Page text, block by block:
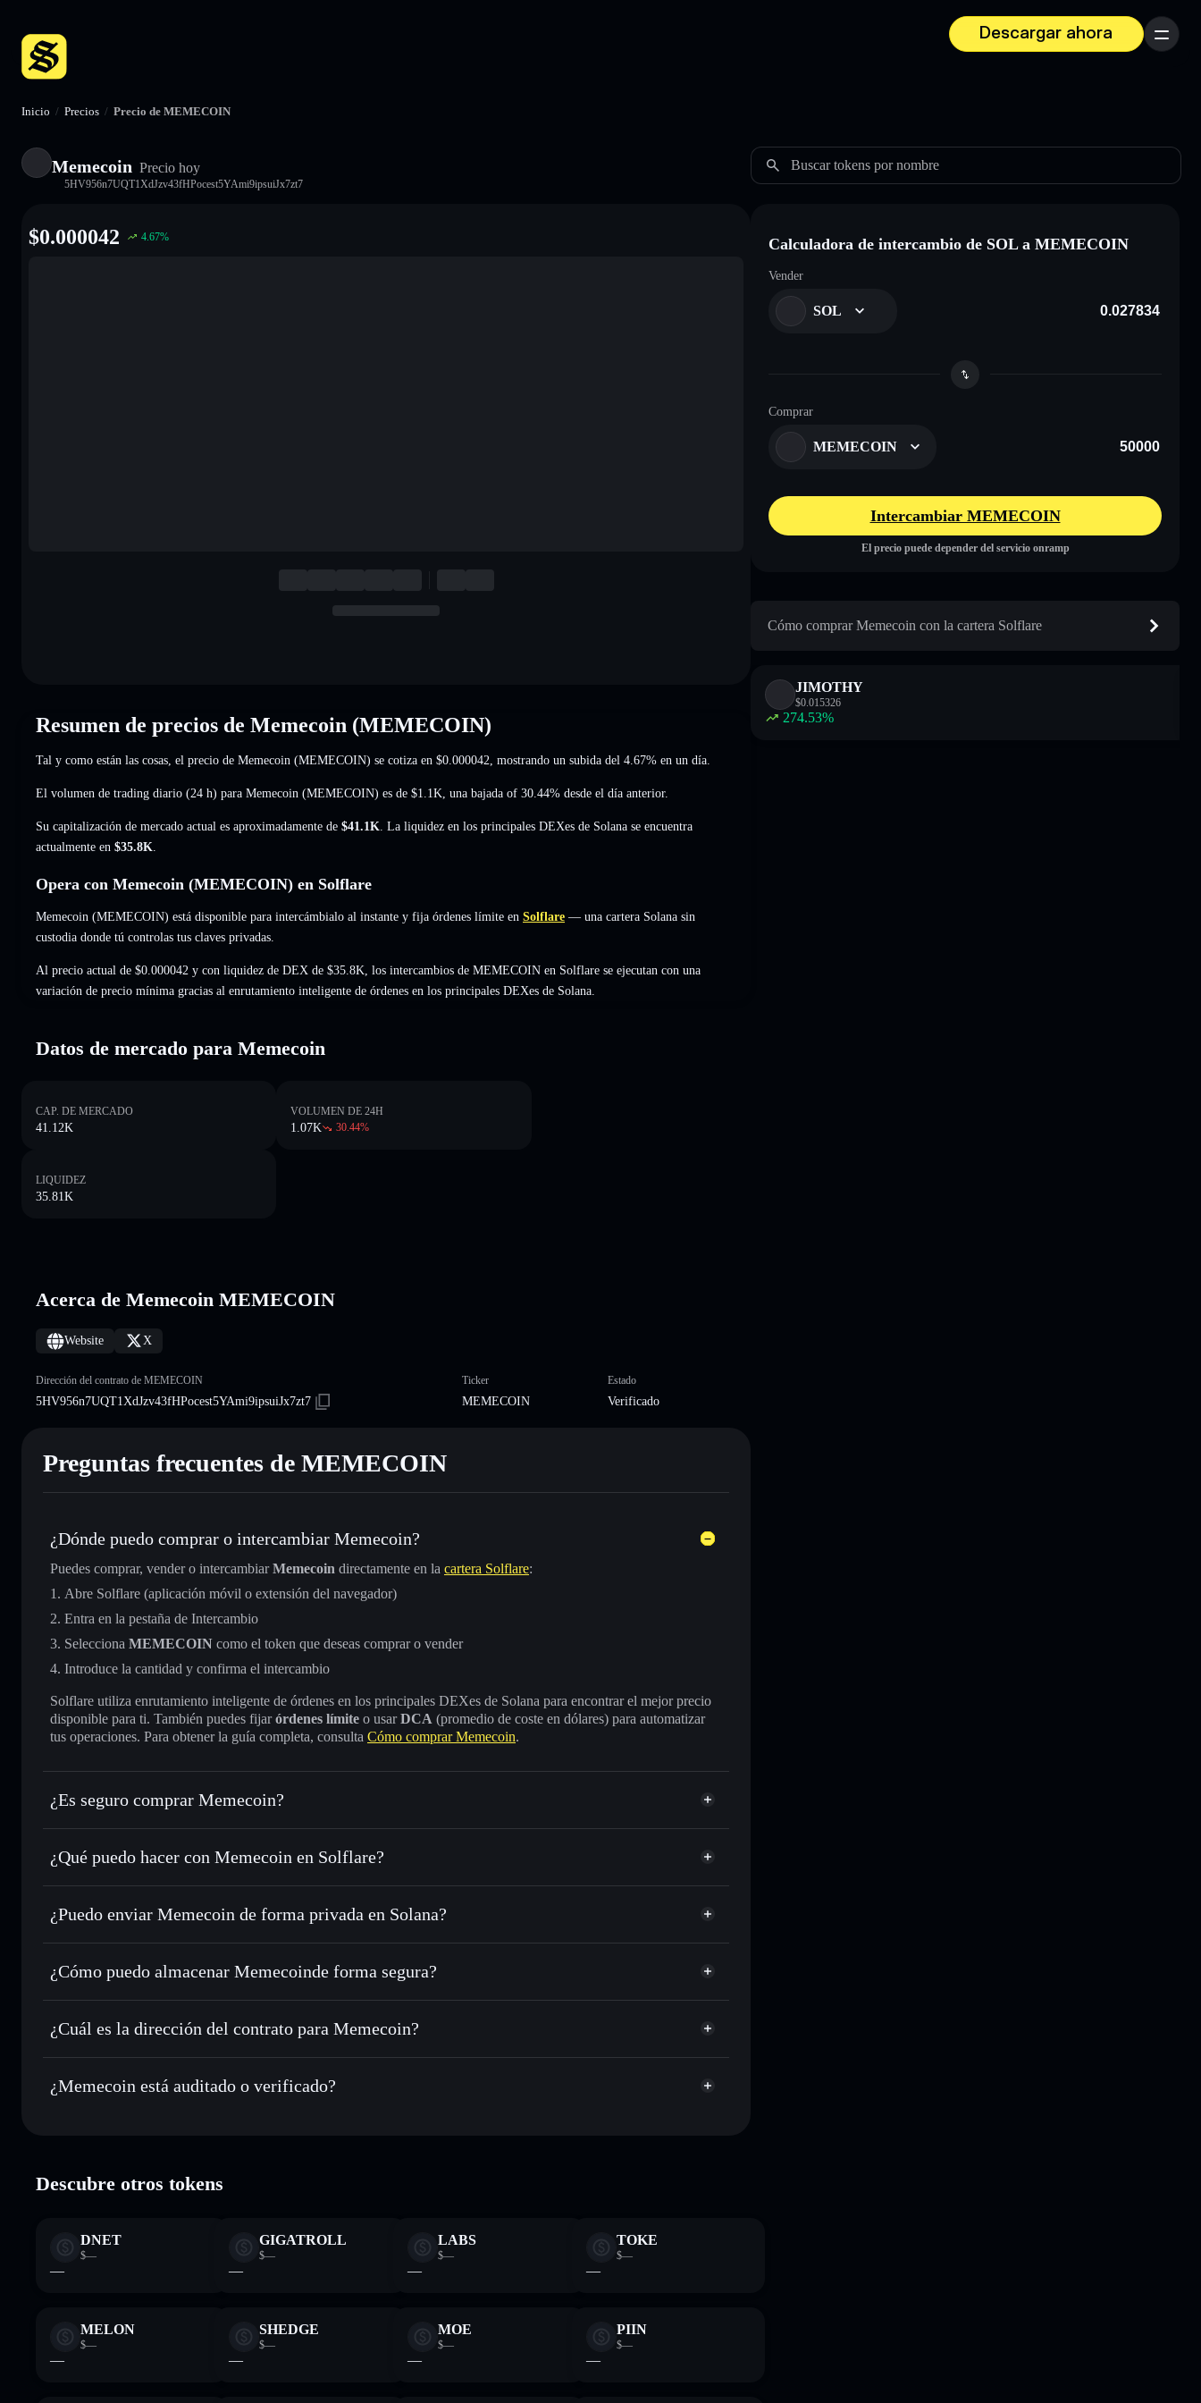
Descargar ahora
Menú
Inicio / Precios / Precio de MEMECOIN
Memecoin Precio hoy
5HV956n7UQT1XdJzv43fHPocest5YAmi9ipsuiJx7zt7
Buscar tokens por nombre
$0.000042 4.67%
Resumen de precios de Memecoin (MEMECOIN)
Tal y como están las cosas, el precio de Memecoin (MEMECOIN) se cotiza en $0.000042 , mostrando un subida del 4.67% en un día.
El volumen de trading diario (24 h) para Memecoin (MEMECOIN) es de $1.1K una bajada of 30.44% desde el día anterior.
Su capitalización de mercado actual es aproximadamente de $41.1K . La liquidez en los principales DEXes de Solana se encuentra
actualmente en $35.8K
Opera con Memecoin (MEMECOIN) en Solflare
Memecoin (MEMECOIN) está disponible para intercámbialo al instante y fija órdenes límite en Solflare — una cartera Solana sin
custodia donde tú controlas tus claves privadas.
Al precio actual de $0.000042 y con liquidez de DEX de $35.8K, los intercambios de MEMECOIN en Solflare se ejecutan con una
variación de precio mínima gracias al enrutamiento inteligente de órdenes en los principales DEXes de Solana.
Datos de mercado para Memecoin
CAP. DE MERCADO
41.12K
VOLUMEN DE 24H
1.07K 30.44%
LIQUIDEZ
35.81K
Acerca de Memecoin MEMECOIN
Website X
Dirección del contrato de MEMECOIN
5HV956n7UQT1XdJzv43fHPocest5YAmi9ipsuiJx7zt7
Ticker
MEMECOIN
Estado
Verificado
Preguntas frecuentes de MEMECOIN
¿Dónde puedo comprar o intercambiar Memecoin?
Puedes comprar, vender o intercambiarMemecoin directamente en la cartera Solflare:
Abre Solflare (aplicación móvil o extensión del navegador)
Entra en la pestaña de Intercambio
Selecciona MEMECOIN como el token que deseas comprar o vender
Introduce la cantidad y confirma el intercambio
Solflare utiliza enrutamiento inteligente de órdenes en los principales DEXes de Solana para encontrar el mejor precio
disponible para ti. También puedes fijarórdenes límite o usarDCA (promedio de coste en dólares) para automatizar
tus operaciones. Para obtener la guía completa, consulta Cómo comprar Memecoin.
¿Es seguro comprar Memecoin?
Memecoin token verificado
¿Qué puedo hacer con Memecoin en Solflare?
Memecoin
cartera de Solflare
Intercambiar al instante: operar con MEMECOIN para SOL, USDC o miles de otros tokens de Solana con
Utilizar DCA: promedio de coste en dólares en MEMECOIN a lo largo del tiempo
Enviar de forma privada: transferir MEMECOIN sin vincular públicamente las carteras usando el agregador de
privacidad integrado de Solflare
Holdear de forma segura: almacenar MEMECOIN en una cartera sin custodia donde tú controla tus claves
¿Puedo enviar Memecoin de forma privada en Solana?
cartera de Solflare
agregador de privacidad
Memecoin
¿Cómo puedo almacenar Memecoinde forma segura?
Memecoin cartera sin custodia Solflare
¿Cuál es la dirección del contrato para Memecoin?
Memecoin
5HV956n7UQT1XdJzv43fHPocest5YAmi9ipsuiJx7zt7
cartera Solflare
¿Memecoin está auditado o verificado?
Descubre otros tokens
DNET
$—
—
GIGATROLL
$—
—
LABS
$—
—
TOKE
$—
—
MELON
$—
—
SHEDGE
$—
—
MOE
$—
—
PIIN
$—
—
Calculadora de intercambio de SOL a MEMECOIN
Vender
SOL
Comprar
MEMECOIN
Intercambiar MEMECOIN
El precio puede depender del servicio onramp
Cómo comprar Memecoin con la cartera Solflare
JIMOTHY
$0.015326
274.53%